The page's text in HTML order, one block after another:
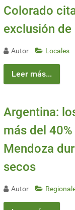
Colorado
exclusión
Autor Locales
Leer más...
Argentina:
más del
Mendoza
secos
Autor